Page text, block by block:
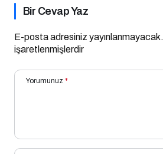
Bir Cevap Yaz
E-posta adresiniz yayınlanmayacak.
işaretlenmişlerdir
Yorumunuz *